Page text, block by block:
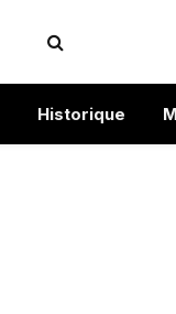
Historique